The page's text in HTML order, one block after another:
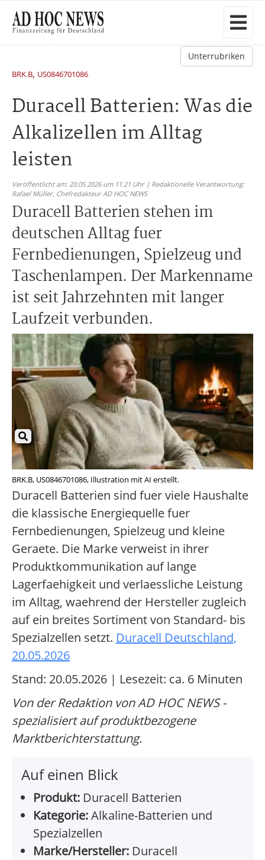
Unterrubriken
BRK.B, US0846701086
Duracell Batterien: Was die
Alkalizellen im Alltag
leisten
Veröffentlicht am: 20.05.2026 um 11:21 Uhr | Redaktionelle Verantwortung:
Rafael Müller, Chefredakteur AD HOC NEWS
Duracell Batterien stehen im
deutschen Alltag fuer
Fernbedienungen, Spielzeug und
Taschenlampen. Der Markenname
ist seit Jahrzehnten mit langer
Laufzeit verbunden.
BRK.B, US0846701086, Illustration mit AI erstellt.
Duracell Batterien sind fuer viele Haushalte
die klassische Energiequelle fuer
Fernbedienungen, Spielzeug und kleine
Geraete. Die Marke verweist in ihrer
Produktkommunikation auf lange
Lagerfaehigkeit und verlaessliche Leistung
im Alltag, waehrend der Hersteller zugleich
auf ein breites Sortiment von Standard- bis
Spezialzellen setzt. Duracell Deutschland,
20.05.2026
Stand: 20.05.2026 | Lesezeit: ca. 6 Minuten
Von der Redaktion von AD HOC NEWS -
spezialisiert auf produktbezogene
Marktberichterstattung.
Auf einen Blick
Produkt: Duracell Batterien
Kategorie:Alkaline-Batterien und
Spezialzellen
Marke/Hersteller: Duracell